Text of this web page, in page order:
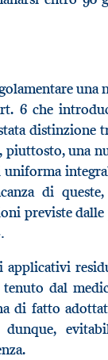
6 che
distinzione
una
uniforma
di
previste
.
dal
di fatto